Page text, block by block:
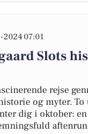
2024 07:01
Slots
rejse
og myter. To
dig i oktober: